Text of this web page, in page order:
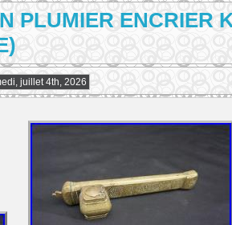
PLUMIER ENCRIER
juillet 4th, 2026